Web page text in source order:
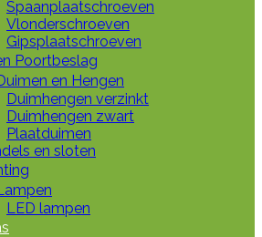
Spaanplaatschroeven
Vlonderschroeven
Gipsplaatschroeven
Poortbeslag
en Hengen
Duimhengen verzinkt
Duimhengen zwart
Plaatduimen
en sloten
LED lampen